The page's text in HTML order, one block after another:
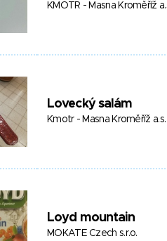
KMOTR - Masna Kroměříž
Lovecký salám
Kmotr - Masna Kroměříž a.s.
Loyd mountain
MOKATE Czech s.r.o.